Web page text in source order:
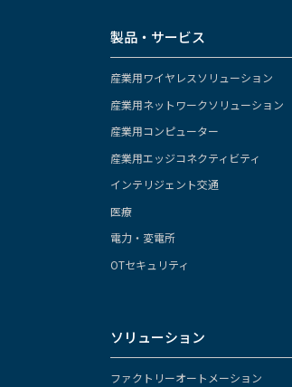
製品・サービス
産業用ワイヤレスソリューション
産業用ネットワークソリューション
産業用コンピューター
産業用エッジコネクティビティ
インテリジェント交通
医療
電力・変電所
OTセキュリティ
ソリューション
ファクトリーオートメーション